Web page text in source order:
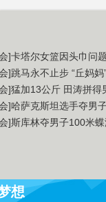
]卡塔尔女篮因头巾问题
]跳马永不止步 “丘妈妈”
]猛加13公斤 田涛拼得
]哈萨克斯坦选手夺男子
]斯库林夺男子100米蝶
想